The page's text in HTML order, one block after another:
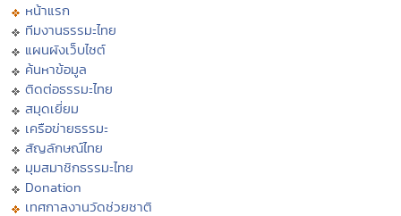
หน้าแรก
ทีมงานธรรมะไทย
แผนผังเว็บไซต์
ค้นหาข้อมูล
ติดต่อธรรมะไทย
สมุดเยี่ยม
เครือข่ายธรรมะ
สัญลักษณ์ไทย
มุมสมาชิกธรรมะไทย
Donation
เทศกาลงานวัดช่วยชาติ